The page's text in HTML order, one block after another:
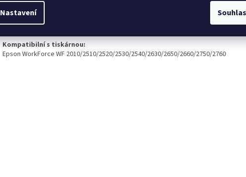
Nastavení
Detailní popis produktu
Kompatibilní s tiskárnou:
Epson WorkForce WF 2010/2510/2520/2530/2540/2630/2650/2660/2750/2760